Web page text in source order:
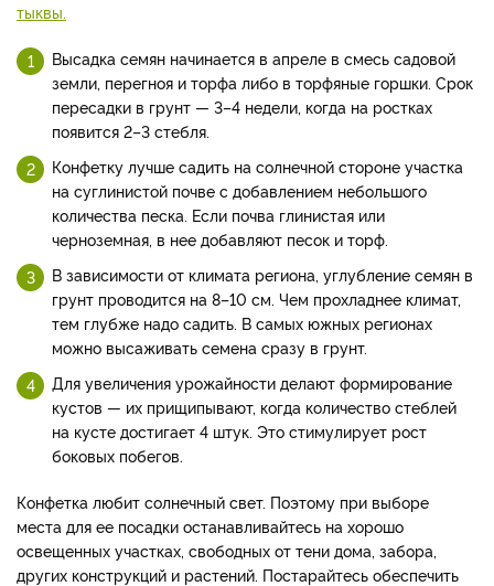
тыквы.
Высадка семян начинается в апреле в смесь садовой
земли, перегноя и торфа либо в торфяные горшки. Срок
пересадки в грунт — 3–4 недели, когда на ростках
появится 2–3 стебля.
Конфетку лучше садить на солнечной стороне участка
на суглинистой почве с добавлением небольшого
количества песка. Если почва глинистая или
черноземная, в нее добавляют песок и торф.
В зависимости от климата региона, углубление семян в
грунт проводится на 8–10 см. Чем прохладнее климат,
тем глубже надо садить. В самых южных регионах
можно высаживать семена сразу в грунт.
Для увеличения урожайности делают формирование
кустов — их прищипывают, когда количество стеблей
на кусте достигает 4 штук. Это стимулирует рост
боковых побегов.
Конфетка любит солнечный свет. Поэтому при выборе
места для ее посадки останавливайтесь на хорошо
освещенных участках, свободных от тени дома, забора,
других конструкций и растений. Постарайтесь обеспечить